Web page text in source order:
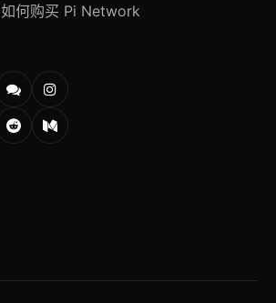
如何购买 Pi Network